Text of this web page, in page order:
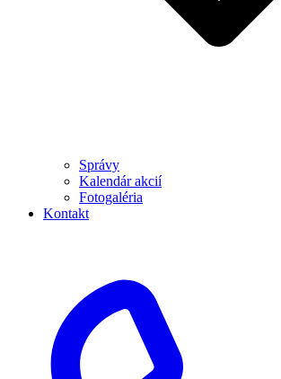
Správy
Kalendár akcií
Fotogaléria
Kontakt